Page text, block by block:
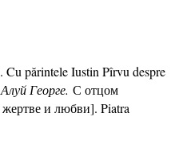
. Cu părintele Iustin Pîrvu despre
Георге. С отцом
и любви]. Piatra